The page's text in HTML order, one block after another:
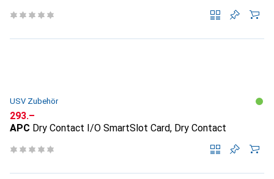
USV Zubehör
CHF
293.–
APC Dry Contact I/O SmartSlot Card, Dry Contact